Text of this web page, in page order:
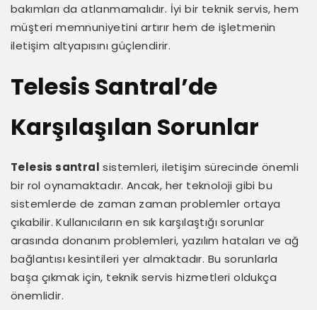
bakımları da atlanmamalıdır. İyi bir teknik servis, hem
müşteri memnuniyetini artırır hem de işletmenin
iletişim altyapısını güçlendirir.
Telesis Santral’de
Karşılaşılan Sorunlar
Telesis santral sistemleri, iletişim sürecinde önemli
bir rol oynamaktadır. Ancak, her teknoloji gibi bu
sistemlerde de zaman zaman problemler ortaya
çıkabilir. Kullanıcıların en sık karşılaştığı sorunlar
arasında donanım problemleri, yazılım hataları ve ağ
bağlantısı kesintileri yer almaktadır. Bu sorunlarla
başa çıkmak için, teknik servis hizmetleri oldukça
önemlidir.